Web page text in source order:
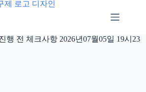
행 전 체크사항 2026년07월05일 19시23